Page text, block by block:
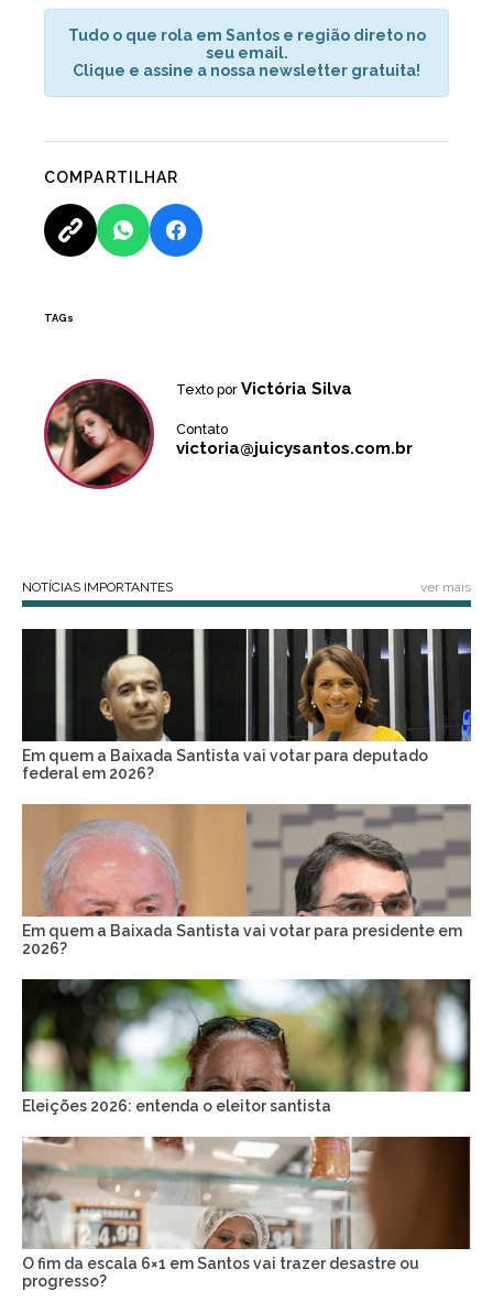
Tudo o que rola em Santos e região direto no
seu email.
Clique e assine a nossa newsletter gratuita!
COMPARTILHAR
TAGs
Texto por Victória Silva
Contato
victoria@juicysantos.com.br
NOTÍCIAS IMPORTANTES ver mais
Em quem a Baixada Santista vai votar para deputado
federal em 2026?
Em quem a Baixada Santista vai votar para presidente em
2026?
Eleições 2026: entenda o eleitor santista
O fim da escala 6×1 em Santos vai trazer desastre ou
progresso?